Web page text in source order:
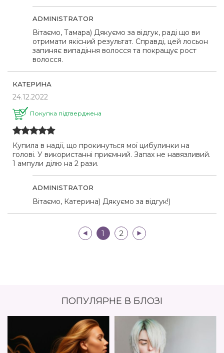
ADMINISTRATOR
Вітаємо, Тамара) Дякуємо за відгук, раді що ви
отримати якісний результат. Справді, цей лосьон
запиняє випадіння волосся та покращує рост
волосся.
КАТЕРИНА
24.12.2022
Покупка підтверджена
Купила в надії, що прокинуться мої цибулинки на
голові. У використанні приємний. Запах не навязливий.
1 ампули ділю на 2 рази.
ADMINISTRATOR
Вітаємо, Катерина) Дякуємо за відгук!)
|< 1 2 >|
ПОПУЛЯРНЕ В БЛОЗІ